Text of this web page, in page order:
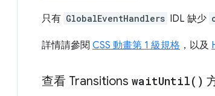
只有 GlobalEventHandlers IDL 缺少
詳情請參閱 CSS 動畫第 1 級規格 ，以及
查看 Transitions waitUntil( )